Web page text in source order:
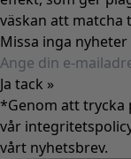
väskan att matcha
Missa inga
Ja tack »
*Genom att trycka
vår
vårt nyhetsbrev.